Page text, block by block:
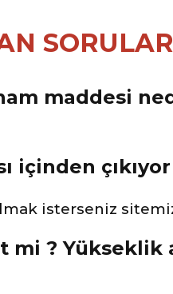
SORULAR
maddesi
içinden
isterseniz
? Yükseklik